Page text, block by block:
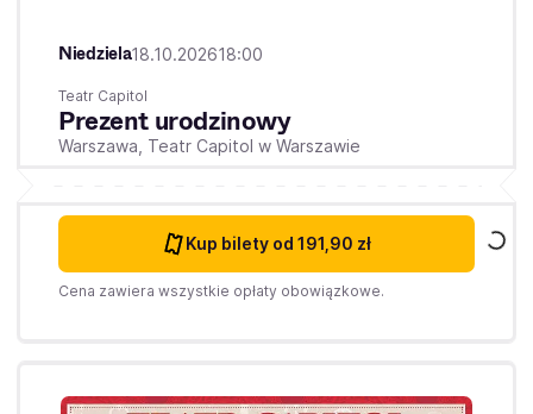
Niedziela18.10.202618:00
Teatr Capitol
Prezent urodzinowy
Warszawa, Teatr Capitol w Warszawie
Kup bilety od 191,90 zł
Cena zawiera wszystkie opłaty obowiązkowe.